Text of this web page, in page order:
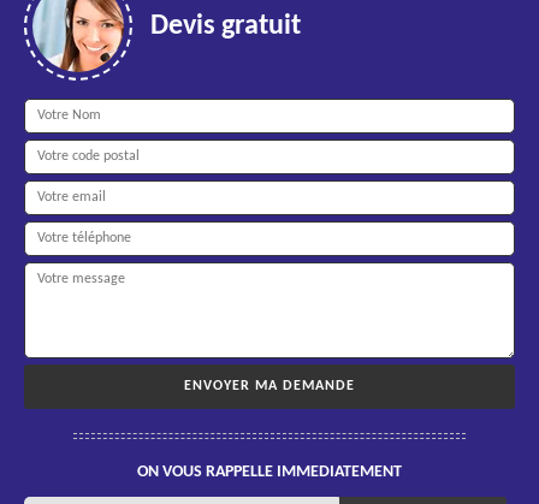
Devis gratuit
ON VOUS RAPPELLE IMMEDIATEMENT